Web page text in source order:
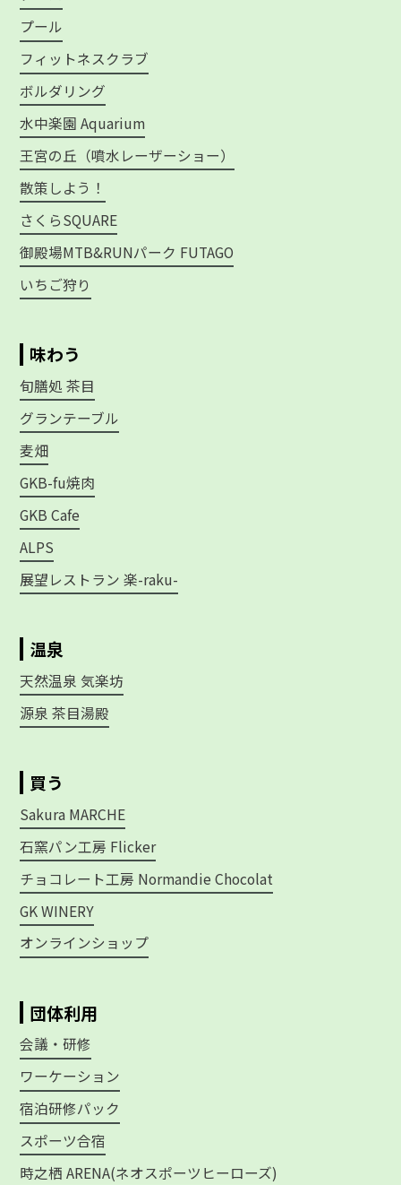
プール
フィットネスクラブ
ボルダリング
水中楽園 Aquarium
王宮の丘（噴水レーザーショー）
散策しよう！
さくらSQUARE
御殿場MTB&RUNパーク FUTAGO
いちご狩り
味わう
旬膳処 茶目
グランテーブル
麦畑
GKB-fu焼肉
GKB Cafe
ALPS
展望レストラン 楽-raku-
温泉
天然温泉 気楽坊
源泉 茶目湯殿
買う
Sakura MARCHE
石窯パン工房 Flicker
チョコレート工房 Normandie Chocolat
GK WINERY
オンラインショップ
団体利用
会議・研修
ワーケーション
宿泊研修パック
スポーツ合宿
時之栖 ARENA(ネオスポーツヒーローズ)